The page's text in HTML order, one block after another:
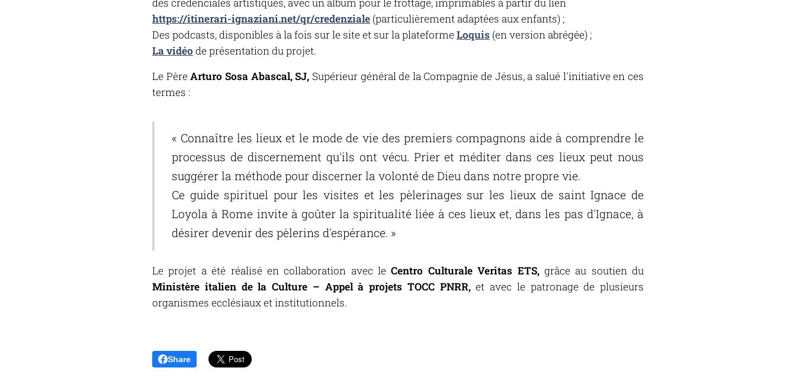
https://itinerari-ignaziani.net/qr/credenziale (particulièrement adaptées aux enfants) ;
Des podcasts, disponibles à la fois sur le site et sur la plateformeLoquis (en version abrégée) ;
La vidéo de présentation du projet.
Le PèreArturo Sosa Abascal, SJ, Supérieur général de la Compagnie de Jésus, a salué l'initiative en ces
termes :
« Connaître les lieux et le mode de vie des premiers compagnons aide à comprendre le
processus de discernement qu'ils ont vécu. Prier et méditer dans ces lieux peut nous
suggérer la méthode pour discerner la volonté de Dieu dans notre propre vie.
Ce guide spirituel pour les visites et les pèlerinages sur les lieux de saint Ignace de
Loyola à Rome invite à goûter la spiritualité liée à ces lieux et, dans les pas d'Ignace, à
désirer devenir des pèlerins d'espérance. »
Le projet a été réalisé en collaboration avec leCentro Culturale Veritas ETS,grâce au soutien du
Ministère italien de la Culture – Appel à projets TOCC PNRR,et avec le patronage de plusieurs
organismes ecclésiaux et institutionnels.
Share